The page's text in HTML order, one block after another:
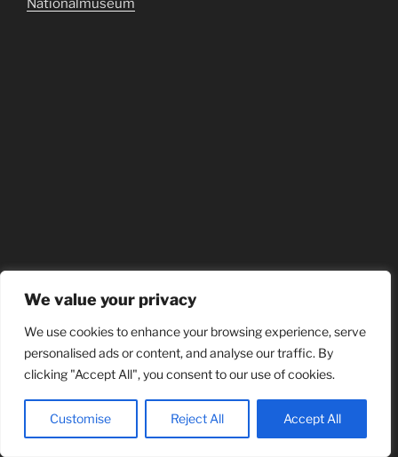
We value your privacy
We use cookies to enhance your browsing experience, serve
personalised ads or content, and analyse our traffic. By
clicking "Accept All", you consent to our use of cookies.
Customise Reject All Accept All
Nationalmuseum